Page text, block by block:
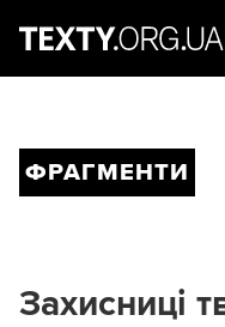
ФРАГМЕНТИ
Захисниці